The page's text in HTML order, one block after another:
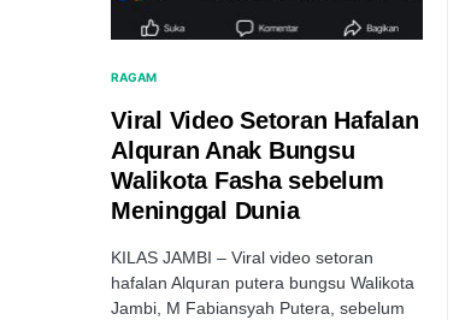
RAGAM
Viral Video Setoran Hafalan
Alquran Anak Bungsu
Walikota Fasha sebelum
Meninggal Dunia
KILAS JAMBI – Viral video setoran
hafalan Alquran putera bungsu Walikota
Jambi, M Fabiansyah Putera, sebelum